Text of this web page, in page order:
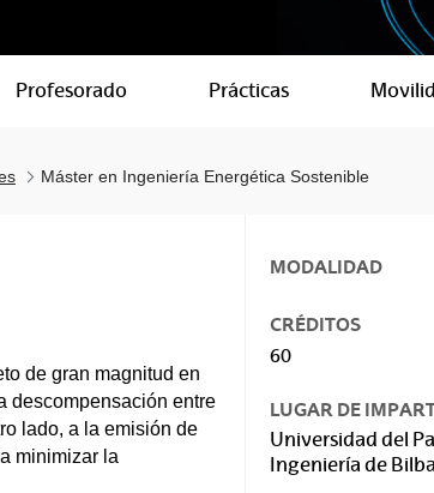
Profesorado Prácticas
Máster en Ingeniería Energética Sostenible
de gran magnitud en
descompensación entre
lado, a la emisión de
minimizar la
MODALIDAD
CRÉDITOS
60
LUGAR DE
Universidad del
Ingeniería de